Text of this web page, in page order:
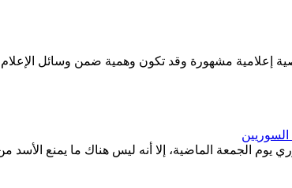
مشهورة وقد تكون وهمية ضمن وسائل الإعلام
يوم الجمعة الماضية، إلا أنه ليس هناك ما يمنع